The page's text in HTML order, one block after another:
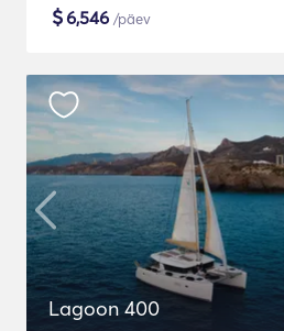
$6,546 /päev
Lagoon 400